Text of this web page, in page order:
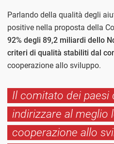
Parlando della qualità degli
positive nella proposta della
92% degli 89,2 miliardi dello
criteri di qualità stabiliti dal
cooperazione allo sviluppo.
Il comitato dei paesi
indirizzare al meglio
cooperazione allo